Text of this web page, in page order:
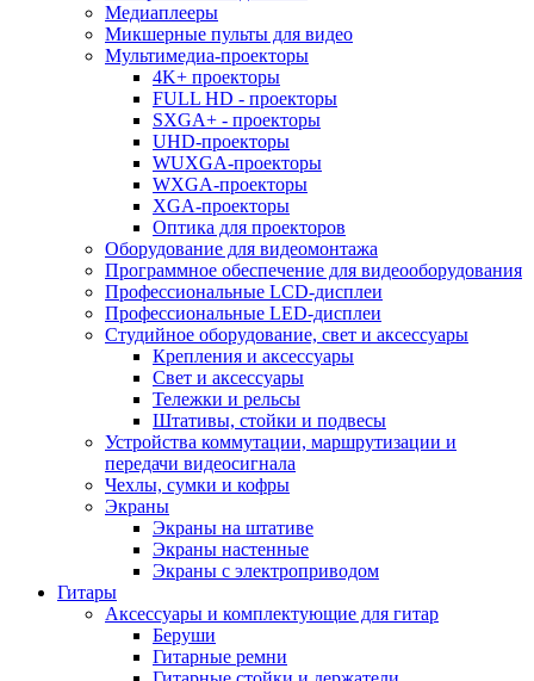
Медиаплееры
Микшерные пульты для видео
Мультимедиа-проекторы
4K+ проекторы
FULL HD - проекторы
SXGA+ - проекторы
UHD-проекторы
WUXGA-проекторы
WXGA-проекторы
XGA-проекторы
Оптика для проекторов
Оборудование для видеомонтажа
Программное обеспечение для видеооборудования
Профессиональные LCD-дисплеи
Профессиональные LED-дисплеи
Студийное оборудование, свет и аксессуары
Крепления и аксессуары
Свет и аксессуары
Тележки и рельсы
Штативы, стойки и подвесы
Устройства коммутации, маршрутизации и
передачи видеосигнала
Чехлы, сумки и кофры
Экраны
Экраны на штативе
Экраны настенные
Экраны с электроприводом
Гитары
Аксессуары и комплектующие для гитар
Беруши
Гитарные ремни